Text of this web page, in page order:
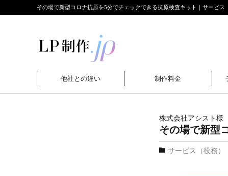
その場で新型コロナ抗原を5分でチェックできる抗原検査キット｜サービ
他社との違い 制作料金
株式会社アシスト 様
その場で新型
サービス（役務）